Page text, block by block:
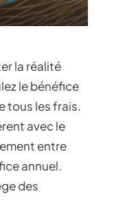
la réalité
le bénéfice
tous les frais.
avec le
entre
annuel.
des